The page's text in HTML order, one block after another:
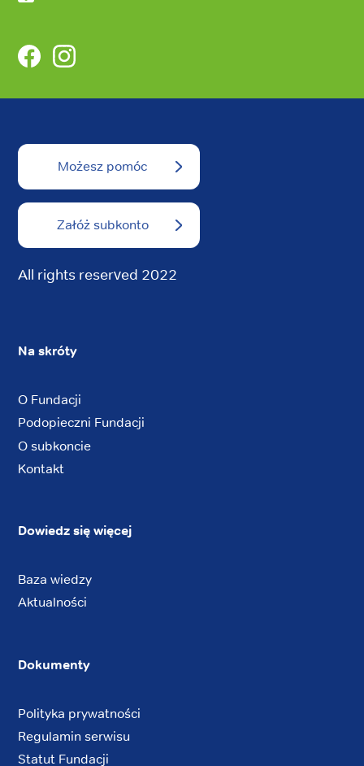
FacebookInstagram
Możesz pomóc
Załóż subkonto
All rights reserved 2022
Na skróty
O Fundacji
Podopieczni Fundacji
O subkoncie
Kontakt
Dowiedz się więcej
Baza wiedzy
Aktualności
Dokumenty
Polityka prywatności
Regulamin serwisu
Statut Fundacji